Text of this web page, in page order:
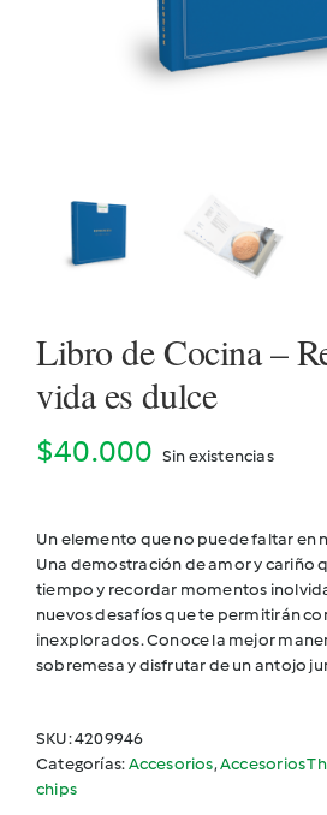
Libro de Cocina –
vida es dulce
$40.000 Sin existencias
Un elemento que no puede faltar en
Una demostración de amor y cariño
tiempo y recordar momentos
nuevos desafíos que te permitirán
inexplorados. Conoce la mejor
sobremesa y disfrutar de un antojo
SKU:4209946
Categorías:Accesorios,Accesorios
chips